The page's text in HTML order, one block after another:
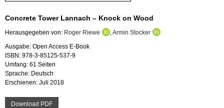
Con­cre­te Tower Lan­nach – Knock on Wood
Her­aus­ge­ge­ben von: Roger Riewe
Armin Sto­cker
Aus­ga­be: Open Ac­cess E-Book
ISBN: 978-3-85125-537-9
Um­fang: 61 Sei­ten
Spra­che: Deutsch
Er­schie­nen: Juli 2018
Down­load PDF